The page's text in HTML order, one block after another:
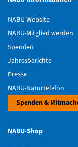
NABU-Website
NABU-Mitglied werden
Spenden
Jahresberichte
Presse
NABU-Naturtelefon
Spenden &
NABU-Shop